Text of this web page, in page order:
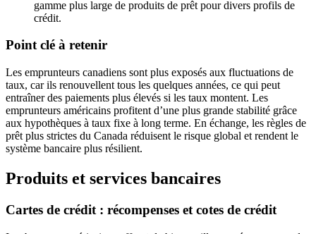
gamme plus large de produits de prêt pour divers profils de
crédit.
Point clé à retenir
Les emprunteurs canadiens sont plus exposés aux fluctuations de
taux, car ils renouvellent tous les quelques années, ce qui peut
entraîner des paiements plus élevés si les taux montent. Les
emprunteurs américains profitent d’une plus grande stabilité grâce
aux hypothèques à taux fixe à long terme. En échange, les règles de
prêt plus strictes du Canada réduisent le risque global et rendent le
système bancaire plus résilient.
Produits et services bancaires
Cartes de crédit : récompenses et cotes de crédit